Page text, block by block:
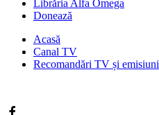
Librăria Alfa Omega
Donează
Acasă
Canal TV
Recomandări TV și emisiuni